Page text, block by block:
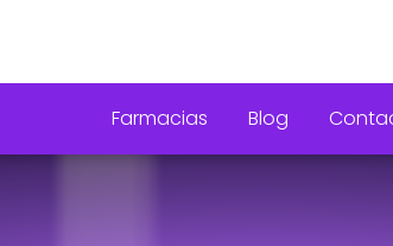
Farmacias Blog